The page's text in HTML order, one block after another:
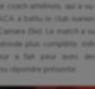
amiénois, qui a vu
a battu le club
(9e). Le match a
plus complète,
a fait peur avec
répondre présente.